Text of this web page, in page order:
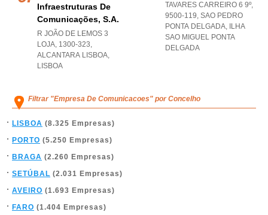
Infraestruturas De
Comunicações, S.a.
R JOÃO DE LEMOS 3
LOJA, 1300-323,
ALCANTARA LISBOA,
LISBOA
TAVARES CARREIRO 6 9º,
9500-119, SAO PEDRO
PONTA DELGADA, ILHA
SAO MIGUEL PONTA
DELGADA
Filtrar "Empresa De Comunicacoes" por Concelho
LISBOA (8.325 Empresas)
PORTO (5.250 Empresas)
BRAGA (2.260 Empresas)
SETÚBAL (2.031 Empresas)
AVEIRO (1.693 Empresas)
FARO (1.404 Empresas)